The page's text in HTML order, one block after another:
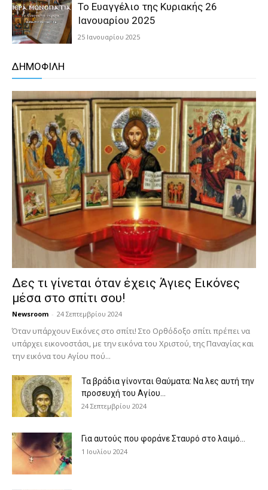
Το Ευαγγέλιο της Κυριακής 26
Ιανουαρίου 2025
25 Ιανουαρίου 2025
ΔΗΜΟΦΙΛΗ
Δες τι γίνεται όταν έχεις Άγιες Εικόνες
μέσα στο σπίτι σου!
Newsroom - 24 Σεπτεμβρίου 2024
Όταν υπάρχουν Εικόνες στο σπίτι! Στο Ορθόδοξο σπίτι πρέπει να
υπάρχει εικονοστάσι, με την εικόνα του Χριστού, της Παν­αγίας και
την εικόνα του Αγίου πού...
Τα βράδια γίνονται Θαύματα: Να λες αυτή την
προσευχή του Αγίου...
24 Σεπτεμβρίου 2024
Για αυτούς που φοράνε Σταυρό στο λαιμό…
1 Ιουλίου 2024